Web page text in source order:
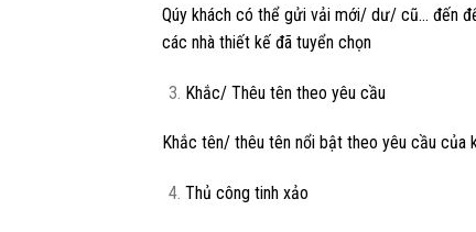
Qúy khách có thể gửi vải mới/ dư/ cũ… đến
các nhà thiết kế đã tuyển chọn
Khắc/ Thêu tên theo yêu cầu
Khắc tên/ thêu tên nổi bật theo yêu cầu của
Thủ công tinh xảo